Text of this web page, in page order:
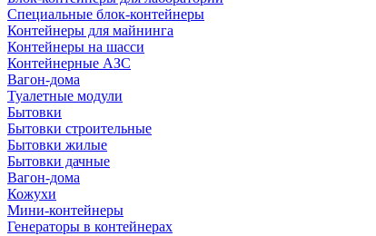
Специальные блок-контейнеры
Контейнеры для майнинга
Контейнеры на шасси
Контейнерные АЗС
Вагон-дома
Туалетные модули
Бытовки
Бытовки строительные
Бытовки жилые
Бытовки дачные
Вагон-дома
Кожухи
Мини-контейнеры
Генераторы в контейнерах